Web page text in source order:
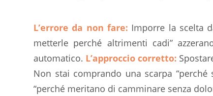
L’errore da non fare: Imporre la scelta
metterle perché altrimenti cadi”
automatico. L’approccio corretto:
Non stai comprando una scarpa “perché
“perché meritano di camminare senza